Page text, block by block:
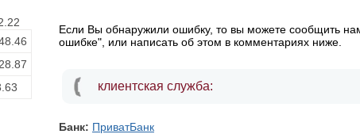
Если Вы обнаружили ошибку, то вы можете сообщить
ошибке", или написать об этом в комментариях ниже.
клиентская служба:
Банк: ПриватБанк